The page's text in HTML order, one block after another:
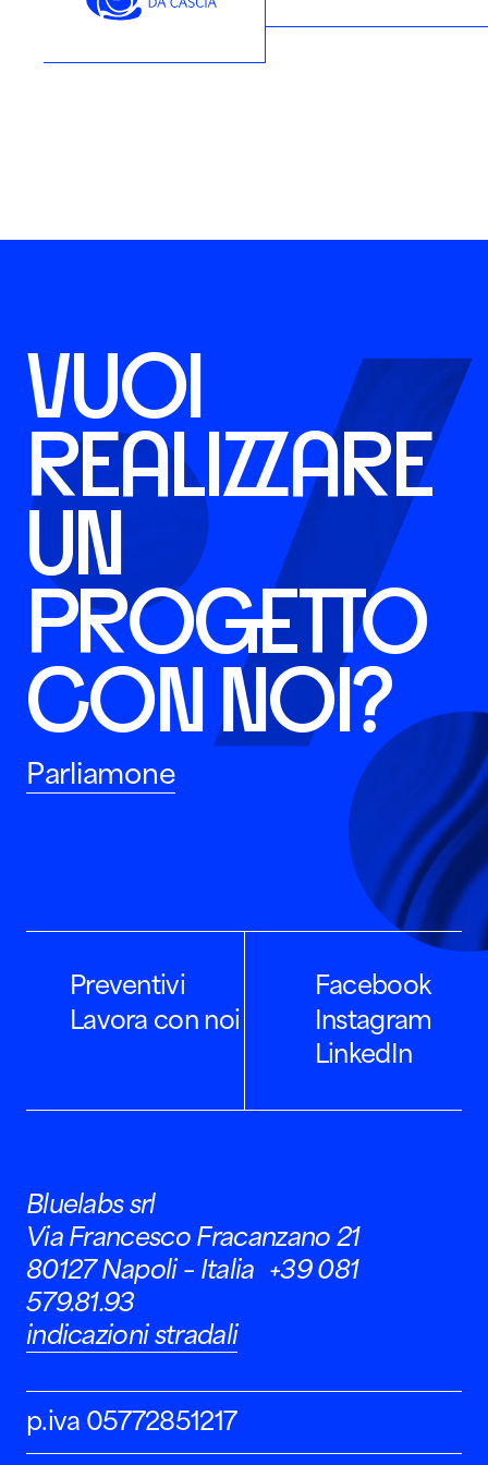
VUOI
REALIZZARE
UN
PROGETTO
CON NOI?
Parliamone
Preventivi
Lavora con noi
Facebook
Instagram
LinkedIn
Bluelabs srl
Via Francesco Fracanzano 21
80127 Napoli – Italia +39 081
579.81.93
indicazioni stradali
p.iva 05772851217